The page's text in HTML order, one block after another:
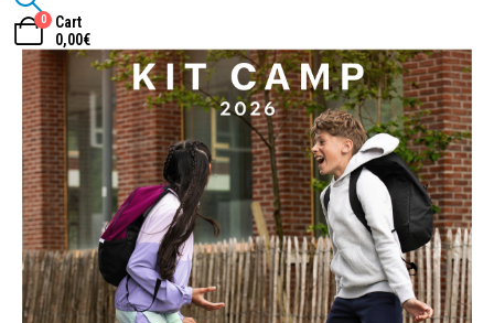
0
Cart
0,00€